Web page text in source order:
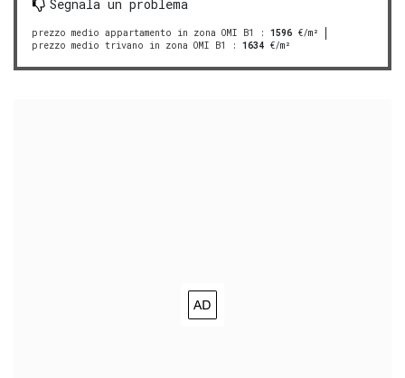
Segnala un problema
prezzo medio appartamento in zona OMI B1 : 1596 €/m²
prezzo medio trivano in zona OMI B1
: 1634 €/m²